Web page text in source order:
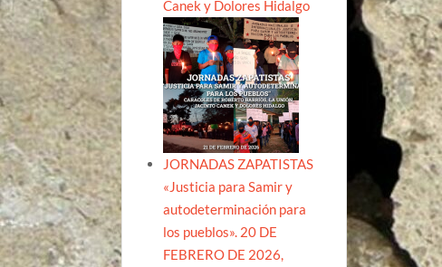
Canek y Dolores Hidalgo
JORNADAS ZAPATISTAS
«Justicia para Samir y
autodeterminación para
los pueblos». 20 DE
FEBRERO DE 2026,